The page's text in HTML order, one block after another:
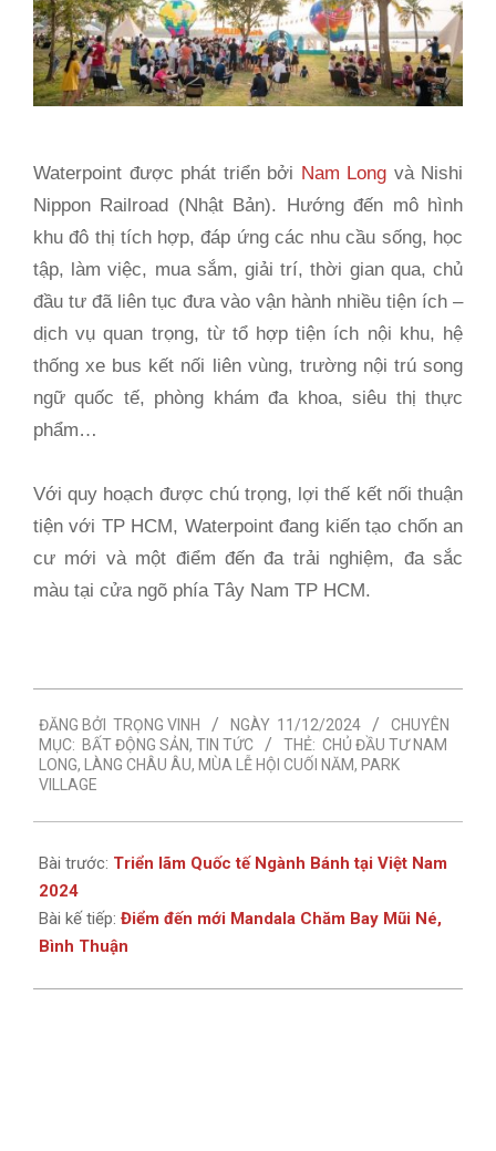
Waterpoint được phát triển bởi Nam Long và Nishi
Nippon Railroad (Nhật Bản). Hướng đến mô hình
khu đô thị tích hợp, đáp ứng các nhu cầu sống, học
tập, làm việc, mua sắm, giải trí, thời gian qua, chủ
đầu tư đã liên tục đưa vào vận hành nhiều tiện ích –
dịch vụ quan trọng, từ tổ hợp tiện ích nội khu, hệ
thống xe bus kết nối liên vùng, trường nội trú song
ngữ quốc tế, phòng khám đa khoa, siêu thị thực
phẩm…
Với quy hoạch được chú trọng, lợi thế kết nối thuận
tiện với TP HCM, Waterpoint đang kiến tạo chốn an
cư mới và một điểm đến đa trải nghiệm, đa sắc
màu tại cửa ngõ phía Tây Nam TP HCM.
12-
11
ĐĂNG BỞI TRỌNG VINH NGÀY 11/12/2024
CHUYÊN
MỤC: BẤT ĐỘNG SẢN, TIN TỨC THẺ: CHỦ ĐẦU TƯ NAM
LONG, LÀNG CHÂU ÂU, MÙA LỄ HỘI CUỐI NĂM, PARK
VILLAGE
Bài trước: Triển lãm Quốc tế Ngành Bánh tại Việt Nam
2024
Bài kế tiếp: Điểm đến mới Mandala Chăm Bay Mũi Né,
Bình Thuận